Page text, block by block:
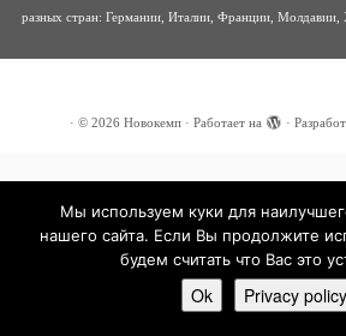
разных стран: Германии, Италии, Франции, Молдавии,
· © 2026 Новокемп· Работает на ·
Мы используем куки для
нашего сайта. Если Вы продолжите
будем считать что Вас это
Ok Privacy policy